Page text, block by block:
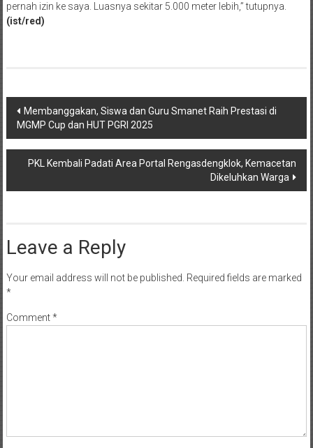
pernah izin ke saya. Luasnya sekitar 5.000 meter lebih,” tutupnya.
(ist/red)
Post
navigation
Membanggakan, Siswa dan Guru Smanet Raih Prestasi di
MGMP Cup dan HUT PGRI 2025
PKL Kembali Padati Area Portal Rengasdengklok, Kemacetan
Dikeluhkan Warga
Leave a Reply
Your email address will not be published. Required fields are marked
*
Comment*